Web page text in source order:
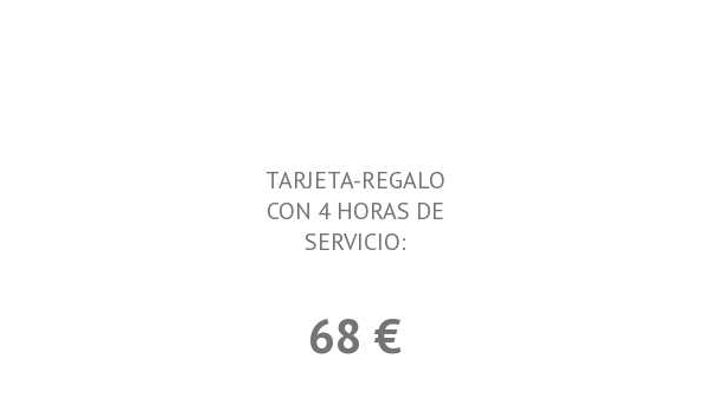
TARJETA-REGALO
CON 4 HORAS DE
SERVICIO:
68 €